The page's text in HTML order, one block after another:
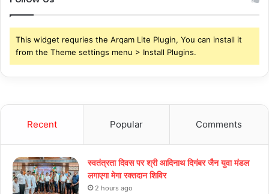
This widget requries the Arqam Lite Plugin, You can install it
from the Theme settings menu > Install Plugins.
Recent Popular Comments
स्वतंत्रता दिवस पर श्री आदिनाथ दिगंबर जैन युवा मंडल
लगाएगा मेगा रक्तदान शिविर
2 hours ago